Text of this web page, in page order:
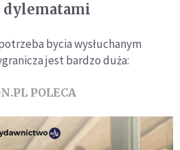
bycia wysłuchanym
jest bardzo duża:
POLECA